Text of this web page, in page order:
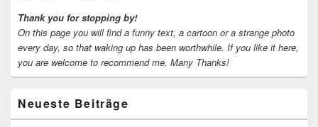
Thank you for stopping by!
On this page you will find a funny text, a cartoon or a strange photo
every day, so that waking up has been worthwhile. If you like it here,
you are welcome to recommend me. Many Thanks!
Neueste Beiträge